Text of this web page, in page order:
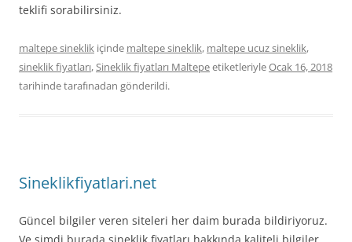
teklifi sorabilirsiniz.
maltepe sineklik içinde maltepe sineklik, maltepe ucuz sineklik,
sineklik fiyatları,Sineklik fiyatları MaltepeetiketleriyleOcak 16, 2018
tarihindetarafınadan gönderildi.
Sineklikfiyatlari.net
Güncel bilgiler veren siteleri her daim burada bildiriyoruz.